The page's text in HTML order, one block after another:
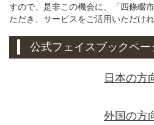
すので、是非この機会に、「四條畷
ただき、サービスをご活用いただけ
公式フェイスブックペー
日本の方
外国の方